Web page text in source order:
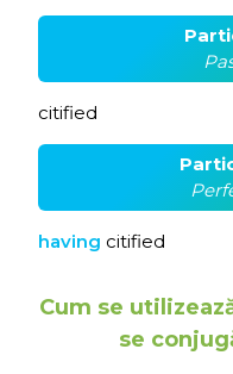
citified
having citified
Cum se
se